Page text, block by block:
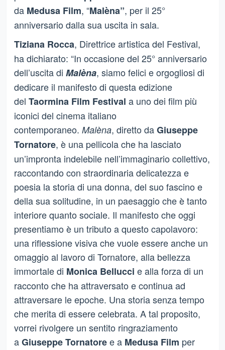
da Medusa Film, “Malèna”, per il 25°
anniversario dalla sua uscita in sala.
Tiziana Rocca, Direttrice artistica del Festival,
ha dichiarato: “In occasione del 25° anniversario
dell’uscita di Malèna, siamo felici e orgogliosi di
dedicare il manifesto di questa edizione
del Taormina Film Festival a uno dei film più
iconici del cinema italiano
contemporaneo. Malèna, diretto daGiuseppe
Tornatore, è una pellicola che ha lasciato
un’impronta indelebile nell’immaginario collettivo,
raccontando con straordinaria delicatezza e
poesia la storia di una donna, del suo fascino e
della sua solitudine, in un paesaggio che è tanto
interiore quanto sociale. Il manifesto che oggi
presentiamo è un tributo a questo capolavoro:
una riflessione visiva che vuole essere anche un
omaggio al lavoro di Tornatore, alla bellezza
immortale di Monica Bellucci e alla forza di un
racconto che ha attraversato e continua ad
attraversare le epoche. Una storia senza tempo
che merita di essere celebrata. A tal proposito,
vorrei rivolgere un sentito ringraziamento
aGiuseppe Tornatoree a Medusa Film per